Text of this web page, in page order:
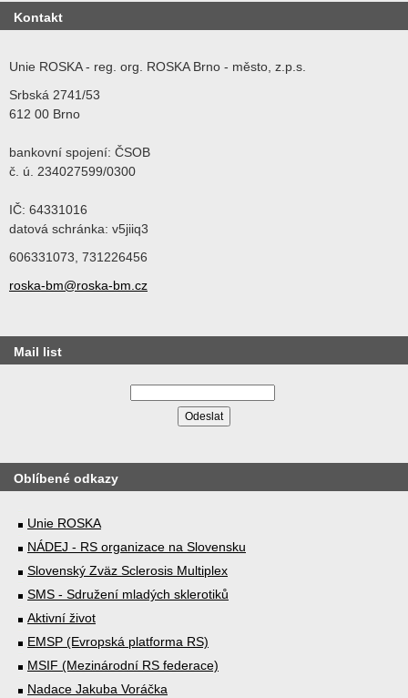
Kontakt
Unie ROSKA - reg. org. ROSKA Brno - město, z.p.s.
Srbská 2741/53
612 00 Brno
bankovní spojení: ČSOB
č. ú. 234027599/0300
IČ: 64331016
datová schránka: v5jiiq3
606331073, 731226456
roska-bm@roska-bm.cz
Mail list
Oblíbené odkazy
Unie ROSKA
NÁDEJ - RS organizace na Slovensku
Slovenský Zväz Sclerosis Multiplex
SMS - Sdružení mladých sklerotiků
Aktivní život
EMSP (Evropská platforma RS)
MSIF (Mezinárodní RS federace)
Nadace Jakuba Voráčka